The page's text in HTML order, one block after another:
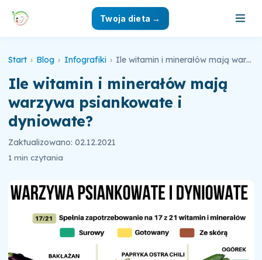
Twoja dieta →
Start › Blog › Infografiki › Ile witamin i minerałów mają warzywa psiankowate i dyniowate?
Ile witamin i minerałów mają
warzywa psiankowate i
dyniowate?
Zaktualizowano: 02.12.2021
1 min czytania